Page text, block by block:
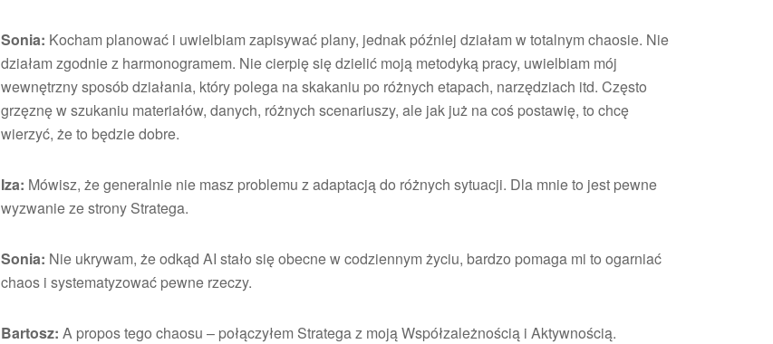
Sonia: Kocham planować i uwielbiam zapisywać plany, jednak później działam w totalnym chaosie. Nie
działam zgodnie z harmonogramem. Nie cierpię się dzielić moją metodyką pracy, uwielbiam mój
wewnętrzny sposób działania, który polega na skakaniu po różnych etapach, narzędziach itd. Często
grzęznę w szukaniu materiałów, danych, różnych scenariuszy, ale jak już na coś postawię, to chcę
wierzyć, że to będzie dobre.
Iza: Mówisz, że generalnie nie masz problemu z adaptacją do różnych sytuacji. Dla mnie to jest pewne
wyzwanie ze strony Stratega.
Sonia: Nie ukrywam, że odkąd AI stało się obecne w codziennym życiu, bardzo pomaga mi to ogarniać
chaos i systematyzować pewne rzeczy.
Bartosz: A propos tego chaosu – połączyłem Stratega z moją Współzależnością i Aktywnością.